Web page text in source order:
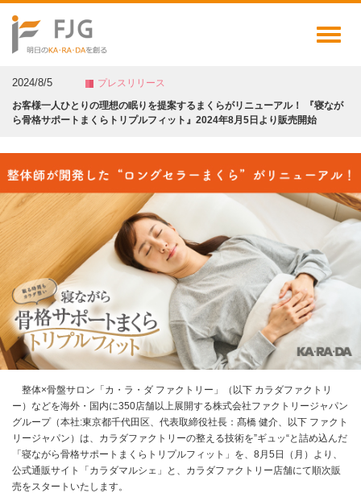
Toggle
2024/8/5
プレスリリース
お客様一人ひとりの理想の眠りを提案するまくらがリニューアル！ 『寝なが
ら骨格サポートまくらトリプルフィット』2024年8月5日より販売開始
整体×骨盤サロン「カ・ラ・ダ ファクトリー」（以下 カラダファクトリ
ー）などを海外・国内に350店舗以上展開する株式会社ファクトリージャパン
グループ（本社:東京都千代田区、代表取締役社長：髙橋 健介、以下 ファクト
リージャパン）は、カラダファクトリーの整える技術を”ギュッ“と詰め込んだ
「寝ながら骨格サポートまくらトリプルフィット」を、8月5日（月）より、
公式通販サイト「カラダマルシェ」と、カラダファクトリー店舗にて順次販
売をスタートいたします。